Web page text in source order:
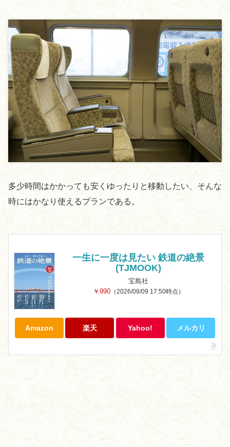
多少時間はかかっても安くゆったりと移動したい、そんな
時にはかなり使えるプランである。
一生に一度は見たい 鉄道の絶景
(TJMOOK)
宝島社
￥990（2026/08/09 17:50時点）
Amazon 楽天 Yahoo! メルカリ